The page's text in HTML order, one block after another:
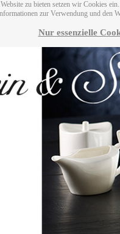
zu bieten setzen wir Cookies
zur Verwendung und den
Nur essenzielle